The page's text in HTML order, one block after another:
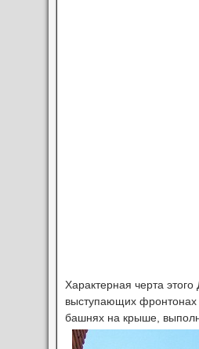
Характерная черта
выступающих
башнях на крыше,